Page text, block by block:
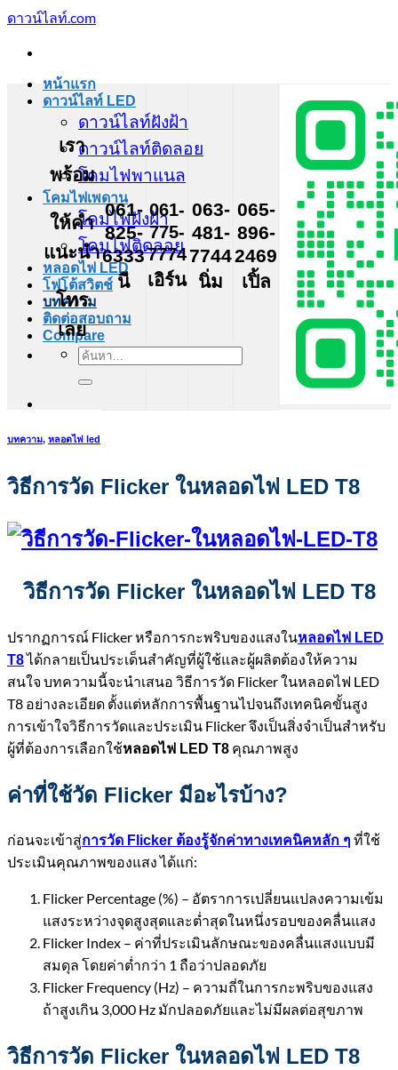
ข้าม
เนื้อหา
ดาวน์ไลท์.com
หน้าแรก
ดาวน์ไลท์ LED
ดาวน์ไลท์ฝังฝ้า
ดาวน์ไลท์ติดลอย
โคมไฟพาแนล
โคมไฟเพดาน
โคมไฟฝังฝ้า
โคมไฟติดลอย
หลอดไฟ LED
โฟโต้สวิตช์
บทความ
ติดต่อสอบถาม
Compare
ค้นหา:
เรา
พร้อม
ให้คำ
แนะนำ
โทร
เลย
061-
825-
6333
นี
061-
775-
7774
เอิร์น
063-
481-
7744
นิ่ม
065-
896-
2469
เปิ้ล
บทความ, หลอดไฟ led
วิธีการวัด Flicker ในหลอดไฟ LED T8
วิธีการวัด Flicker ในหลอดไฟ LED T8
ปรากฏการณ์ Flicker หรือการกะพริบของแสงในหลอดไฟ LED
T8ได้กลายเป็นประเด็นสำคัญที่ผู้ใช้และผู้ผลิตต้องให้ความ
สนใจ บทความนี้จะนำเสนอ วิธีการวัด Flicker ในหลอดไฟ LED
T8 อย่างละเอียด ตั้งแต่หลักการพื้นฐานไปจนถึงเทคนิคขั้นสูง
การเข้าใจวิธีการวัดและประเมิน Flicker จึงเป็นสิ่งจำเป็นสำหรับ
ผู้ที่ต้องการเลือกใช้หลอดไฟ LED T8 คุณภาพสูง
ค่าที่ใช้วัด Flicker มีอะไรบ้าง?
ก่อนจะเข้าสู่การวัด Flicker ต้องรู้จักค่าทางเทคนิคหลัก ๆ ที่ใช้
ประเมินคุณภาพของแสง ได้แก่:
Flicker Percentage (%) – อัตราการเปลี่ยนแปลงความเข้ม
แสงระหว่างจุดสูงสุดและต่ำสุดในหนึ่งรอบของคลื่นแสง
Flicker Index – ค่าที่ประเมินลักษณะของคลื่นแสงแบบมี
สมดุล โดยค่าต่ำกว่า 1 ถือว่าปลอดภัย
Flicker Frequency (Hz) – ความถี่ในการกะพริบของแสง
ถ้าสูงเกิน 3,000 Hz มักปลอดภัยและไม่มีผลต่อสุขภาพ
วิธีการวัด Flicker ในหลอดไฟ LED T8